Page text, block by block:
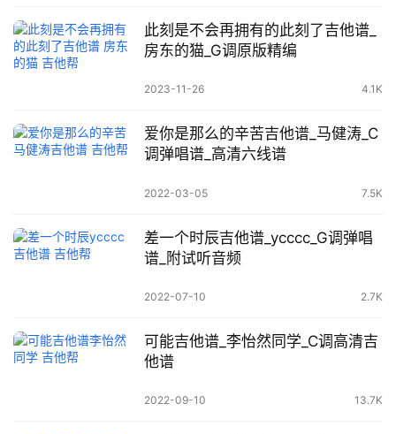
此刻是不会再拥有的此刻了吉他谱_
房东的猫_G调原版精编
2023-11-26 4.1K
爱你是那么的辛苦吉他谱_马健涛_C
调弹唱谱_高清六线谱
2022-03-05 7.5K
差一个时辰吉他谱_ycccc_G调弹唱
谱_附试听音频
2022-07-10 2.7K
可能吉他谱_李怡然同学_C调高清吉
他谱
2022-09-10 13.7K